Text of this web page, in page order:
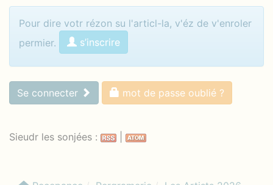
Mettéz votr nom e votr mot
Pour dire votr rézon su l'articl-la, v'éz de v'enroler
permier.
s’inscrire
Se connecter mot de passe oublié ?
Sieudr les sonjées :